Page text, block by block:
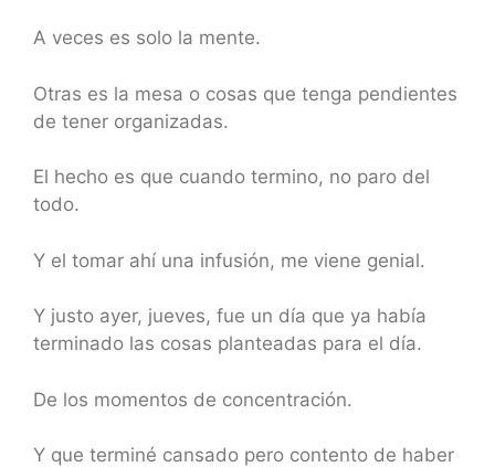
A veces es solo la mente.
Otras es la mesa o cosas que tenga pendientes
de tener organizadas.
El hecho es que cuando termino, no paro del
todo.
Y el tomar ahí una infusión, me viene genial.
Y justo ayer, jueves, fue un día que ya había
terminado las cosas planteadas para el día.
De los momentos de concentración.
Y que terminé cansado pero contento de haber